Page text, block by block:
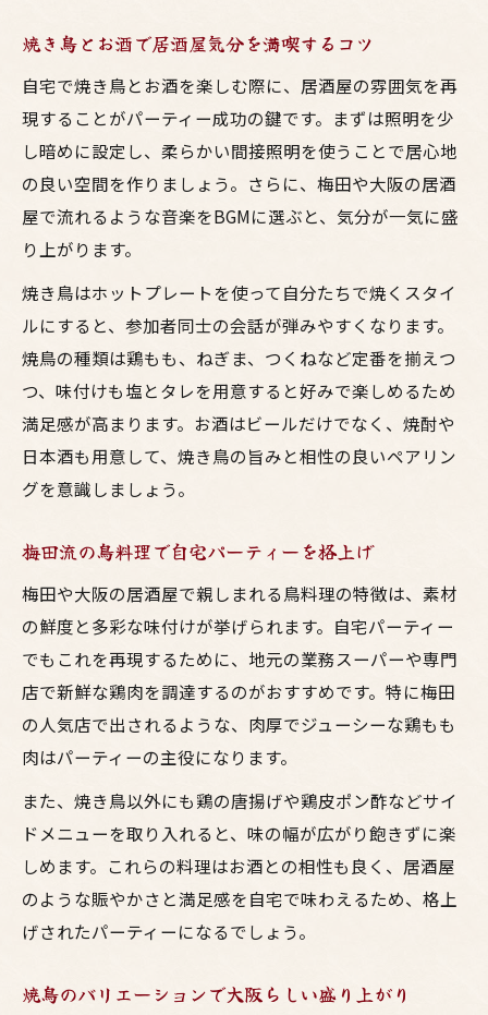
焼鳥に合うお酒選びで大阪居酒屋気分を再
焼き鳥とお酒の絶妙なマリアージュを楽し
む方法
居酒屋風おつまみでパーティーが盛り上が
る理由
焼き鳥と相性抜群のおすすめドリンク提案
梅田流ホームパーティーの魅力発見
梅田居酒屋流の焼鳥でおしゃれなホーム宴
会
大阪風鳥料理を取り入れたパーティー演出
術
焼き鳥パーティーを華やかにする梅田スタ
お酒と焼鳥で家族や友人と盛り上がる秘訣
居酒屋気分のテーブルコーディネートアイ
デア
ホットプレート活用で手軽に焼き鳥体験
ホットプレートで焼鳥とお酒を同時に堪能
自宅で居酒屋風焼き鳥を楽しむ調理ポイン
大阪梅田流の鳥料理をホットプレートで再
現
業務スーパー食材で叶える豪華焼鳥宴
焼き鳥とお酒で居酒屋気分を満喫するコツ
自宅で焼き鳥とお酒を楽しむ際に、居酒屋の雰囲気を再
現することがパーティー成功の鍵です。まずは照明を少
し暗めに設定し、柔らかい間接照明を使うことで居心地
の良い空間を作りましょう。さらに、梅田や大阪の居酒
屋で流れるような音楽をBGMに選ぶと、気分が一気に盛
り上がります。
焼き鳥はホットプレートを使って自分たちで焼くスタイ
ルにすると、参加者同士の会話が弾みやすくなります。
焼鳥の種類は鶏もも、ねぎま、つくねなど定番を揃えつ
つ、味付けも塩とタレを用意すると好みで楽しめるため
満足感が高まります。お酒はビールだけでなく、焼酎や
日本酒も用意して、焼き鳥の旨みと相性の良いペアリン
グを意識しましょう。
梅田流の鳥料理で自宅パーティーを格上げ
梅田や大阪の居酒屋で親しまれる鳥料理の特徴は、素材
の鮮度と多彩な味付けが挙げられます。自宅パーティー
でもこれを再現するために、地元の業務スーパーや専門
店で新鮮な鶏肉を調達するのがおすすめです。特に梅田
の人気店で出されるような、肉厚でジューシーな鶏もも
肉はパーティーの主役になります。
また、焼き鳥以外にも鶏の唐揚げや鶏皮ポン酢などサイ
ドメニューを取り入れると、味の幅が広がり飽きずに楽
しめます。これらの料理はお酒との相性も良く、居酒屋
のような賑やかさと満足感を自宅で味わえるため、格上
げされたパーティーになるでしょう。
焼鳥のバリエーションで大阪らしい盛り上がり